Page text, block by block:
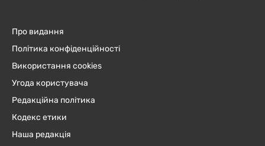
Про видання
Політика конфіденційності
Використання cookies
Угода користувача
Редакційна політика
Кодекс етики
Наша редакція